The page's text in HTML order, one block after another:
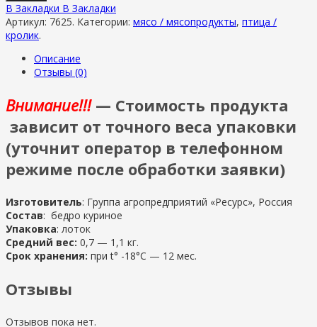
В Закладки В Закладки
Артикул: 7625. Категории: мясо / мясопродукты, птица /
кролик.
Описание
Отзывы (0)
Внимание!!!— Стоимость продукта
зависит от точного веса упаковки
(уточнит оператор в телефонном
режиме после обработки заявки)
Изготовитель: Группа агропредприятий «Ресурс», Россия
Состав: бедро куриное
Упаковка: лоток
Средний вес: 0,7 — 1,1 кг.
Срок хранения: при t° -18°С — 12 мес.
Отзывы
Отзывов пока нет.